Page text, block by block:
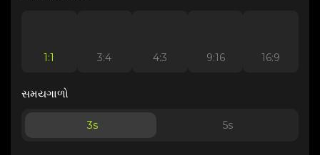
1:1 3:4 4:3 9:16 16:9
સમયગાળો
3s 5s